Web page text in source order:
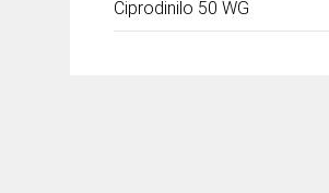
Ciprodinilo 50 WG